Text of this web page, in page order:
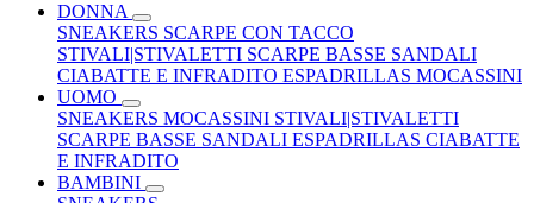
DONNA
SNEAKERS SCARPE CON TACCO
STIVALI|STIVALETTI SCARPE BASSE SANDALI
CIABATTE E INFRADITO ESPADRILLAS MOCASSINI
UOMO
SNEAKERS MOCASSINI STIVALI|STIVALETTI
SCARPE BASSE SANDALI ESPADRILLAS CIABATTE
E INFRADITO
BAMBINI